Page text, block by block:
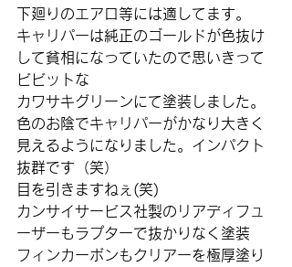
下廻りのエアロ等には適してます。
キャリパーは純正のゴールドが色抜け
して貧相になっていたので思いきって
ビビットな
カワサキグリーンにて塗装しました。
色のお陰でキャリパーがかなり大きく
見えるようになりました。インパクト
抜群です（笑）
目を引きますねぇ(笑)
カンサイサービス社製のリアディフュ
ーザーもラプターで抜かりなく塗装
フィンカーボンもクリアーを極厚塗り